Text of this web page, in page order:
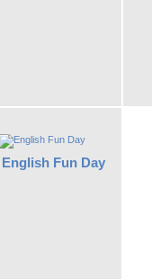
English Fun Day